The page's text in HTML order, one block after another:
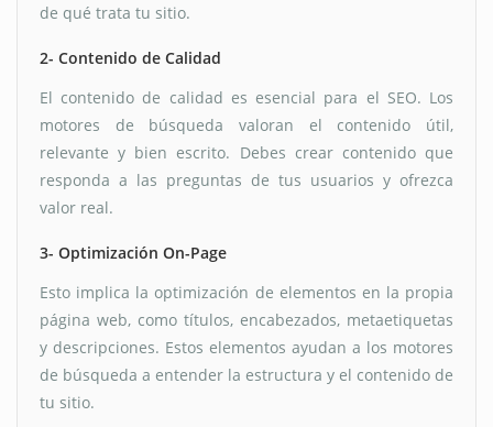
de qué trata tu sitio.
2- Contenido de Calidad
El contenido de calidad es esencial para el SEO. Los
motores de búsqueda valoran el contenido útil,
relevante y bien escrito. Debes crear contenido que
responda a las preguntas de tus usuarios y ofrezca
valor real.
3- Optimización On-Page
Esto implica la optimización de elementos en la propia
página web, como títulos, encabezados, metaetiquetas
y descripciones. Estos elementos ayudan a los motores
de búsqueda a entender la estructura y el contenido de
tu sitio.